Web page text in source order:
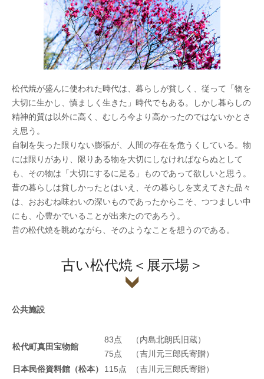
松代焼が盛んに使われた時代は、暮らしが貧しく、従って「物を
大切に生かし、慎ましく生きた」時代でもある。しかし暮らしの
精神的質は以外に高く、むしろ今より高かったのではないかとさ
え思う。
自制を失った限りない膨張が、人間の存在を危うくしている。物
には限りがあり、限りある物を大切にしなければならぬとして
も、その物は「大切にするに足る」ものであって欲しいと思う。
昔の暮らしは貧しかったとはいえ、その暮らしを支えてきた品々
は、おおむね味わいの深いものであったからこそ、つつましい中
にも、心豊かでいることが出来たのであろう。
昔の松代焼を眺めながら、そのようなことを想うのである。
古い松代焼＜展示場＞
公共施設
松代町真田宝物館
83点
75点
（内島北朗氏旧蔵）
（吉川元三郎氏寄贈）
日本民俗資料館（松本）
115点
（吉川元三郎氏寄贈）